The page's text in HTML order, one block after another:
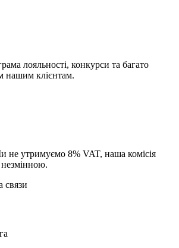
лояльності, конкурси та багато
нашим клієнтам.
не утримуємо 8% VAT, наша комісія
связи